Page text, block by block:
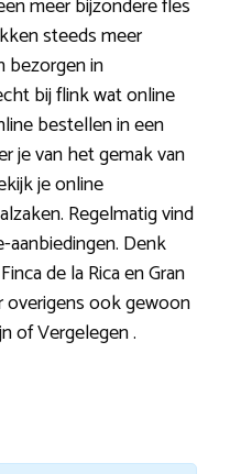
meer bijzondere fles
steeds meer
bezorgen in
bij flink wat online
bestellen in een
je van het gemak van
je online
Regelmatig vind
aanbiedingen. Denk
de la Rica en Gran
overigens ook gewoon
of Vergelegen .